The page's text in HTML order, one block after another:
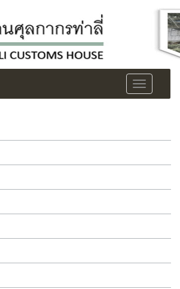
Toggle
navigation